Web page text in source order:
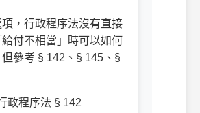
，行政程序法沒有直接
付不相當」時可以如何
參考 § 142、§ 145、§
政程序法 § 142